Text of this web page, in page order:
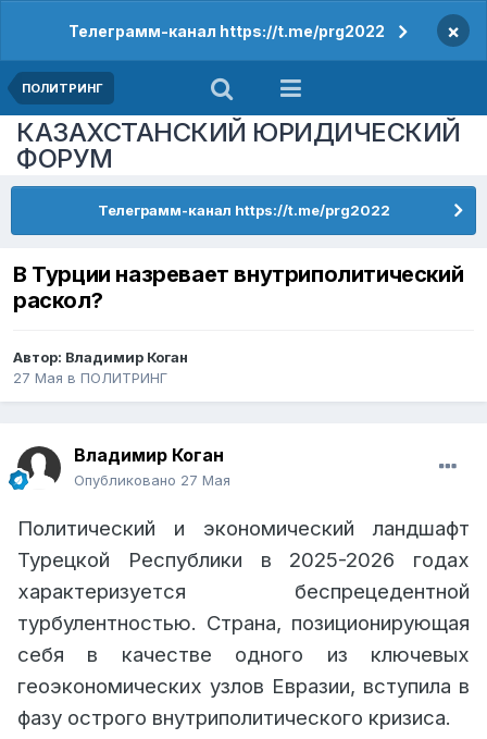
Телеграмм-канал https://t.me/prg2022 ×
ПОЛИТРИНГ
КАЗАХСТАНСКИЙ ЮРИДИЧЕСКИЙ
ФОРУМ
Телеграмм-канал https://t.me/prg2022
В Турции назревает внутриполитический
раскол?
Автор: Владимир Коган
27 Мая в ПОЛИТРИНГ
Владимир Коган
Опубликовано 27 Мая
Политический и экономический ландшафт
Турецкой Республики в 2025-2026 годах
характеризуется беспрецедентной
турбулентностью. Страна, позиционирующая
себя в качестве одного из ключевых
геоэкономических узлов Евразии, вступила в
фазу острого внутриполитического кризиса.